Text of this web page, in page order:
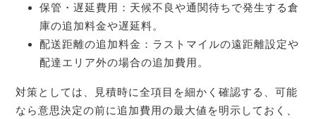
保管・遅延費用：天候不良や通関待ちで発生する倉
庫の追加料金や遅延料。
配送距離の追加料金：ラストマイルの遠距離設定や
配達エリア外の場合の追加費用。
対策としては、見積時に全項目を細かく確認する、可能
なら意思決定の前に追加費用の最大値を明示しておく、